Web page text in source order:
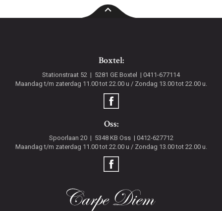
Boxtel:
Stationstraat 52 5281 GE Boxtel
0411-677114
Maandag t/m zaterdag 11.00 tot 22.00 u / Zondag 13.00 tot 22.00 u.
Oss:
Spoorlaan 20 5348 KB Oss
0412-627712
Maandag t/m zaterdag 11.00 tot 22.00 u / Zondag 13.00 tot 22.00 u.